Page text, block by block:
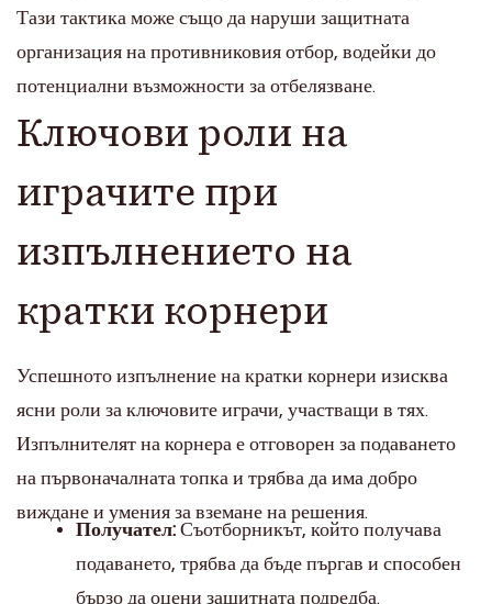
Тази тактика може също да наруши защитната
организация на противниковия отбор, водейки до
потенциални възможности за отбелязване.
Ключови роли на
играчите при
изпълнението на
кратки корнери
Успешното изпълнение на кратки корнери изисква
ясни роли за ключовите играчи, участващи в тях.
Изпълнителят на корнера е отговорен за подаването
на първоначалната топка и трябва да има добро
виждане и умения за вземане на решения.
Получател: Съотборникът, който получава
подаването, трябва да бъде пъргав и способен
бързо да оцени защитната подредба.